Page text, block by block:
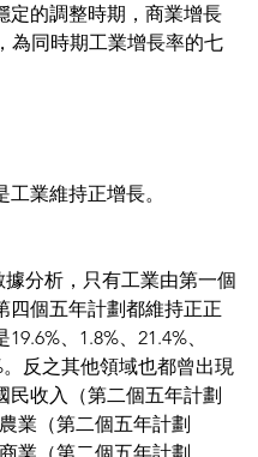
定的調整時期，商業增長
為同時期工業增長率的七
業維持正增長。
分析，只有工業由第一個
四個五年計劃都維持正正
、1.8%、21.4%、
。反之其他領域也都曾出現
民收入（第二個五年計劃
業（第二個五年計劃